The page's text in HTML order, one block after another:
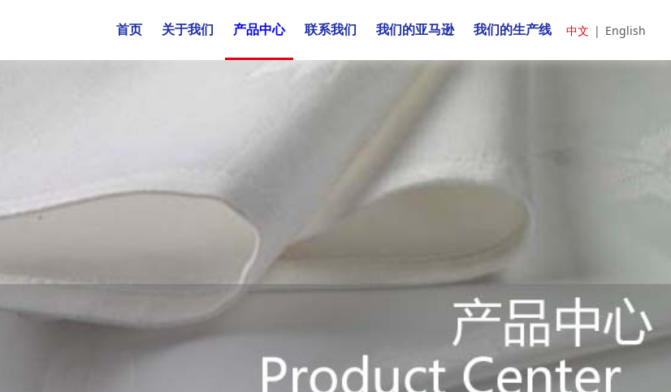
中文 | English
首页 关于我们 产品中心 联系我们 我们的亚马逊 我们的生产线